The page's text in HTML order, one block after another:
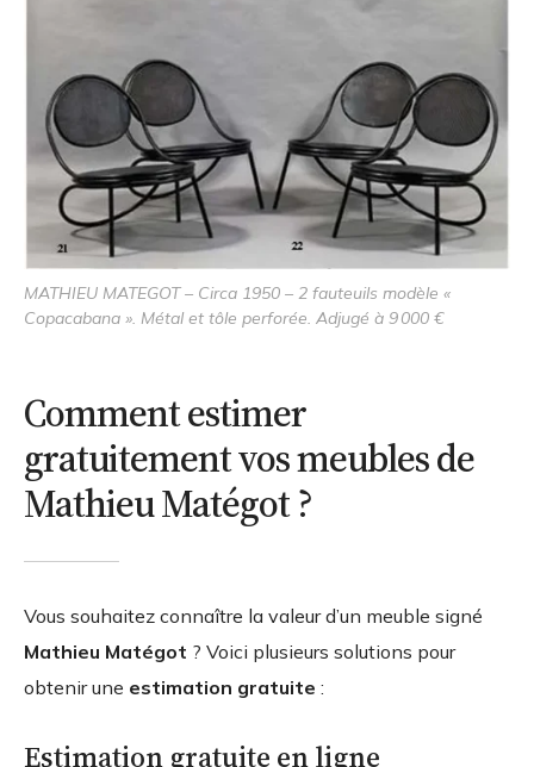
MATHIEU MATEGOT – Circa 1950 – 2 fauteuils modèle «
Copacabana ». Métal et tôle perforée. Adjugé à 9 000 €
Comment estimer
gratuitement vos meubles de
Mathieu Matégot ?
Vous souhaitez connaître la valeur d’un meuble signé
Mathieu Matégot ? Voici plusieurs solutions pour
obtenir une estimation gratuite :
Estimation gratuite en ligne